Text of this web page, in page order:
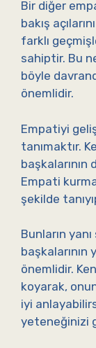
Bir diğer
bakış
farklı
sahiptir. Bu
böyle
önemlidir.
Empatiyi
tanımaktır.
başkalarının
Empati
şekilde
Bunların
başkalarının
önemlidir.
koyarak,
iyi
yeteneğinizi